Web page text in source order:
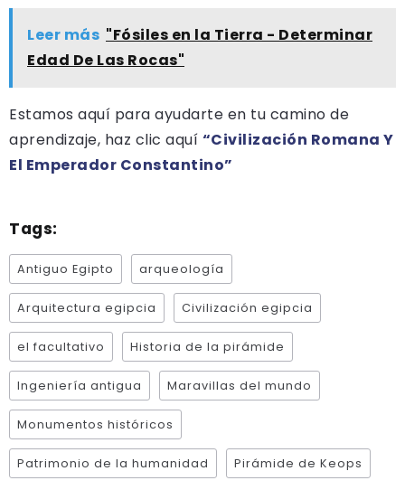
Leer más "Fósiles en la Tierra - Determinar
Edad De Las Rocas"
Estamos aquí para ayudarte en tu camino de
aprendizaje, haz clic aquí “Civilización Romana Y
El Emperador Constantino”
Tags:
Antiguo Egipto arqueología
Arquitectura egipcia Civilización egipcia
el facultativo Historia de la pirámide
Ingeniería antigua Maravillas del mundo
Monumentos históricos
Patrimonio de la humanidad Pirámide de Keops